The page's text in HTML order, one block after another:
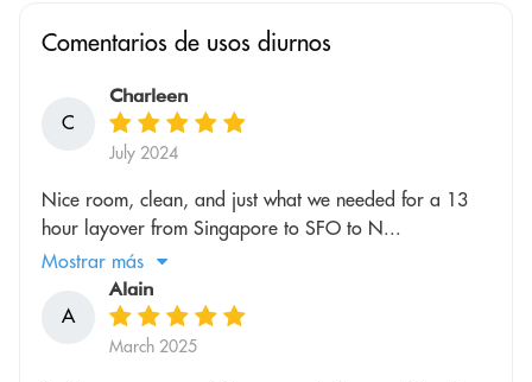
Comentarios de usos diurnos
C
Charleen
July 2024
Nice room, clean, and just what we needed for a 13
hour layover from Singapore to SFO to N...
Mostrar más
A
Alain
March 2025